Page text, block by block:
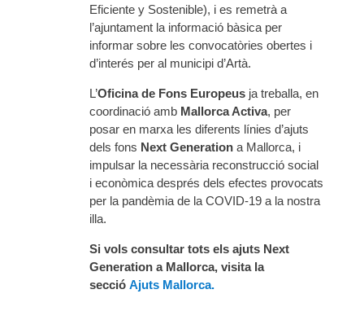
Eficiente y Sostenible), i es remetrà a
l’ajuntament la informació bàsica per
informar sobre les convocatòries obertes i
d’interés per al municipi d’Artà.
L’Oficina de Fons Europeus ja treballa, en
coordinació amb Mallorca Activa, per
posar en marxa les diferents línies d’ajuts
dels fons Next Generation a Mallorca, i
impulsar la necessària reconstrucció social
i econòmica després dels efectes provocats
per la pandèmia de la COVID-19 a la nostra
illa.
Si vols consultar tots els ajuts Next
Generation a Mallorca, visita la
secció Ajuts Mallorca.